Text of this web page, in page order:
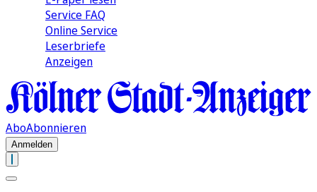
Service FAQ
Online Service
Leserbriefe
Anzeigen
AboAbonnieren
Anmelden